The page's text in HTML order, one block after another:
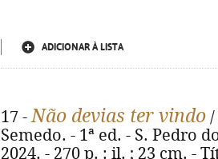
ADICIONAR À LISTA
17 -Não devias ter vindo /
Semedo. - 1ª ed. - S. Pedro
2024. - 270 p. : il. ; 23 cm. -